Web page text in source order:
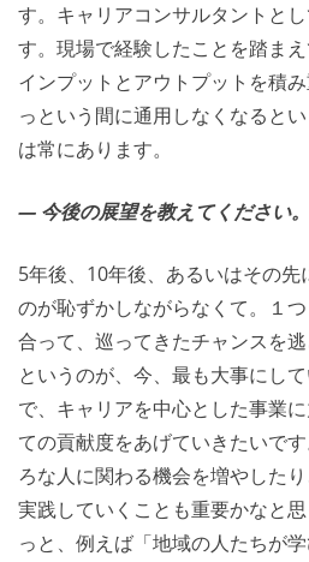
す。キャリアコンサルタントと
す。現場で経験したことを踏まえ
インプットとアウトプットを積
っという間に通用しなくなると
は常にあります。
― 今後の展望を教えてください。
5年後、10年後、あるいはその先
のが恥ずかしながらなくて。１
合って、巡ってきたチャンスを
というのが、今、最も大事にし
で、キャリアを中心とした事業
ての貢献度をあげていきたいで
ろな人に関わる機会を増やした
実践していくことも重要かなと
っと、例えば「地域の人たちが